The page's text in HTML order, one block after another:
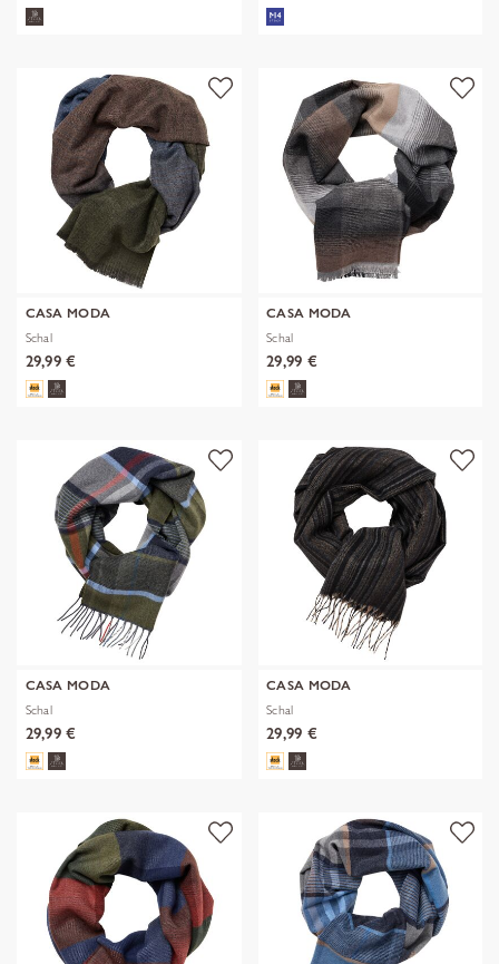
CASA MODA
Schal
29,99 €
CASA MODA
Schal
29,99 €
CASA MODA
Schal
29,99 €
CASA MODA
Schal
29,99 €